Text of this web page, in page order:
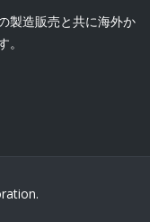
製造販売と共に海外か
。